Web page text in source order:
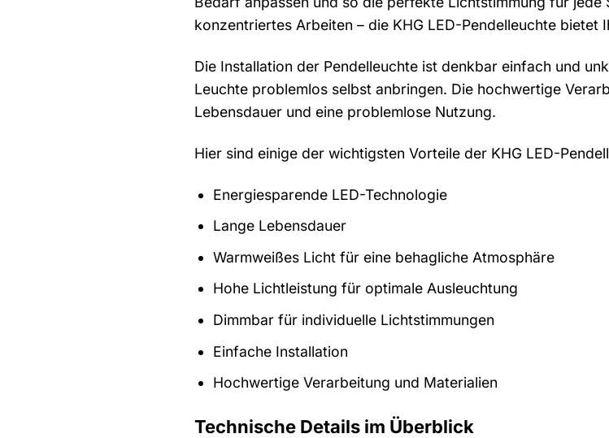
konzentriertes Arbeiten – die KHG LED-Pendelleuchte bietet
Die Installation der Pendelleuchte ist denkbar einfach und
Leuchte problemlos selbst anbringen. Die hochwertige
Lebensdauer und eine problemlose Nutzung.
Hier sind einige der wichtigsten Vorteile der KHG LED-
Energiesparende LED-Technologie
Lange Lebensdauer
Warmweißes Licht für eine behagliche Atmosphäre
Hohe Lichtleistung für optimale Ausleuchtung
Dimmbar für individuelle Lichtstimmungen
Einfache Installation
Hochwertige Verarbeitung und Materialien
Technische Details im Überblick